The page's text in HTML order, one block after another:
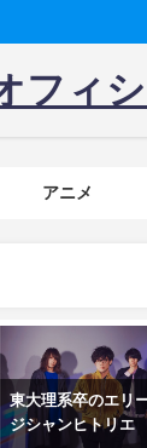
フィ
アニメ
東大理系卒のエリ
ジシャンヒトリエ